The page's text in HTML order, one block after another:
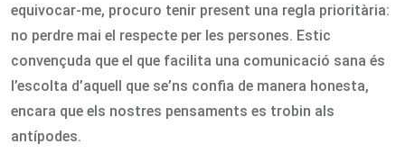
equivocar-me, procuro tenir present una regla prioritària:
no perdre mai el respecte per les persones. Estic
convençuda que el que facilita una comunicació sana és
l’escolta d’aquell que se’ns confia de manera honesta,
encara que els nostres pensaments es trobin als
antípodes.